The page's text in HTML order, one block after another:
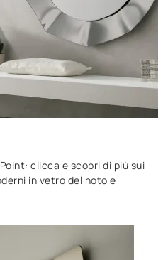
clicca e scopri di più sui
in vetro del noto e